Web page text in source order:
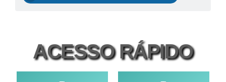
Serviços para a empresa
ACESSO RÁPIDO